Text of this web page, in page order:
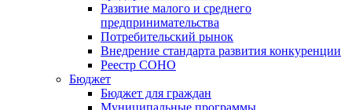
Развитие малого и среднего
предпринимательства
Потребительский рынок
Внедрение стандарта развития конкуренции
Реестр СОНО
Бюджет
Бюджет для граждан
Муниципальные программы